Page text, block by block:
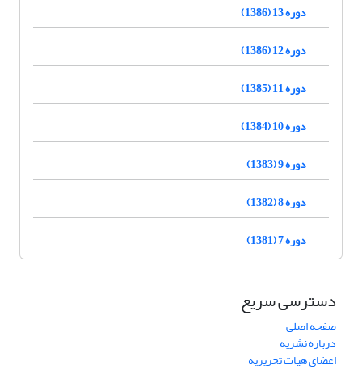
دوره 13 (1386)
دوره 12 (1386)
دوره 11 (1385)
دوره 10 (1384)
دوره 9 (1383)
دوره 8 (1382)
دوره 7 (1381)
دسترسی سریع
صفحه اصلی
درباره نشریه
اعضای هیات تحریریه